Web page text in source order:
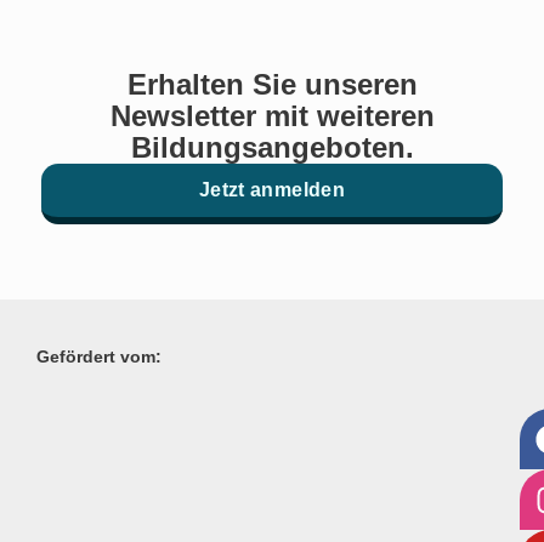
Erhalten Sie unseren
Newsletter mit weiteren
Bildungsangeboten.
Jetzt anmelden
Gefördert vom: